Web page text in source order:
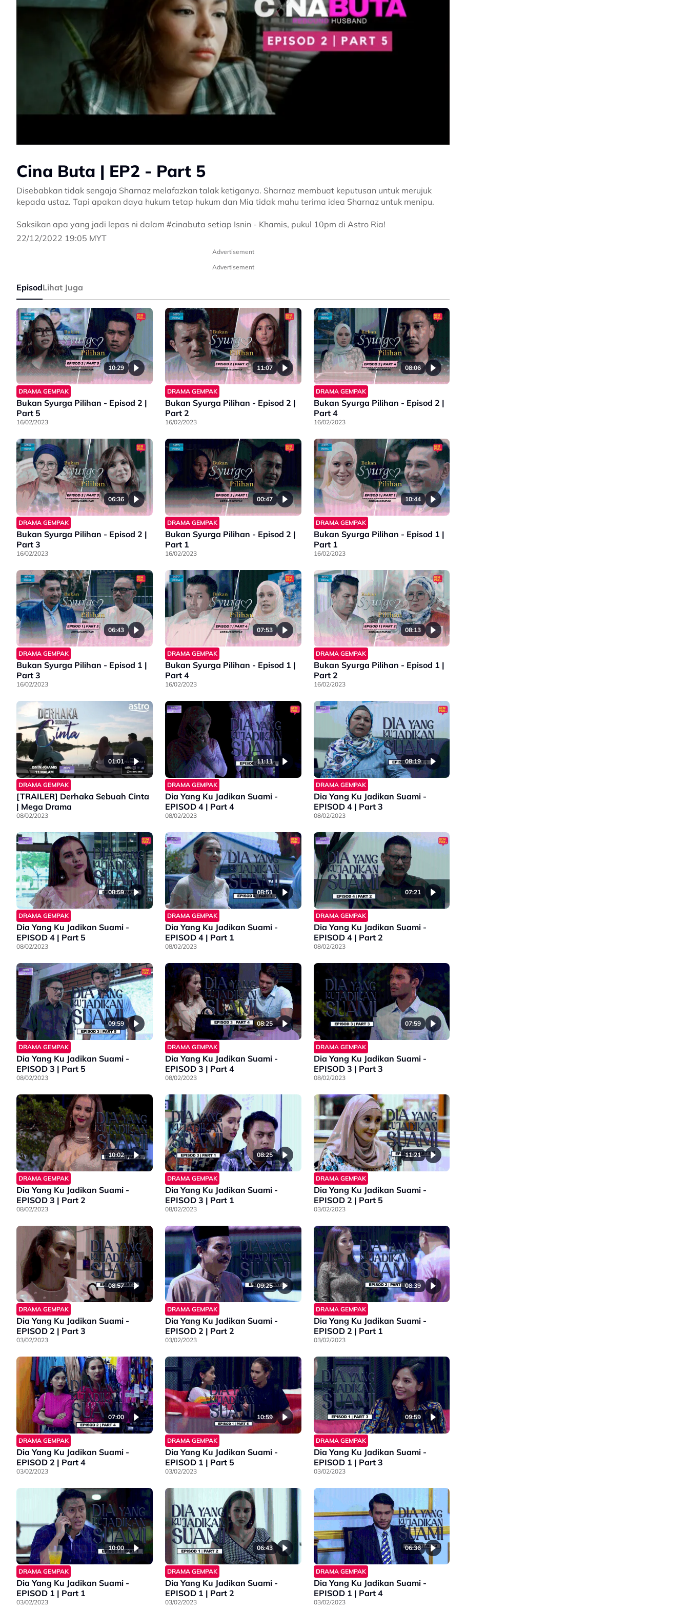
Cina Buta | EP2 - Part 5
Disebabkan tidak sengaja Sharnaz melafazkan talak ketiganya. Sharnaz membuat keputusan untuk merujuk
kepada ustaz. Tapi apakan daya hukum tetap hukum dan Mia tidak mahu terima idea Sharnaz untuk menipu.
Saksikan apa yang jadi lepas ni dalam #cinabuta setiap Isnin - Khamis, pukul 10pm di Astro Ria!
22/12/2022 19:05 MYT
Advertisement
Advertisement
EpisodLihat Juga
10:29
DRAMA GEMPAK
Bukan Syurga Pilihan - Episod 2 |
Part 5
16/02/2023
11:07
DRAMA GEMPAK
Bukan Syurga Pilihan - Episod 2 |
Part 2
16/02/2023
08:06
DRAMA GEMPAK
Bukan Syurga Pilihan - Episod 2 |
Part 4
16/02/2023
06:36
DRAMA GEMPAK
Bukan Syurga Pilihan - Episod 2 |
Part 3
16/02/2023
00:47
DRAMA GEMPAK
Bukan Syurga Pilihan - Episod 2 |
Part 1
16/02/2023
10:44
DRAMA GEMPAK
Bukan Syurga Pilihan - Episod 1 |
Part 1
16/02/2023
06:43
DRAMA GEMPAK
Bukan Syurga Pilihan - Episod 1 |
Part 3
16/02/2023
07:53
DRAMA GEMPAK
Bukan Syurga Pilihan - Episod 1 |
Part 4
16/02/2023
08:13
DRAMA GEMPAK
Bukan Syurga Pilihan - Episod 1 |
Part 2
16/02/2023
01:01
DRAMA GEMPAK
[TRAILER] Derhaka Sebuah Cinta
| Mega Drama
08/02/2023
11:11
DRAMA GEMPAK
Dia Yang Ku Jadikan Suami -
EPISOD 4 | Part 4
08/02/2023
08:19
DRAMA GEMPAK
Dia Yang Ku Jadikan Suami -
EPISOD 4 | Part 3
08/02/2023
08:59
DRAMA GEMPAK
Dia Yang Ku Jadikan Suami -
EPISOD 4 | Part 5
08/02/2023
08:51
DRAMA GEMPAK
Dia Yang Ku Jadikan Suami -
EPISOD 4 | Part 1
08/02/2023
07:21
DRAMA GEMPAK
Dia Yang Ku Jadikan Suami -
EPISOD 4 | Part 2
08/02/2023
09:59
DRAMA GEMPAK
Dia Yang Ku Jadikan Suami -
EPISOD 3 | Part 5
08/02/2023
08:25
DRAMA GEMPAK
Dia Yang Ku Jadikan Suami -
EPISOD 3 | Part 4
08/02/2023
07:59
DRAMA GEMPAK
Dia Yang Ku Jadikan Suami -
EPISOD 3 | Part 3
08/02/2023
10:02
DRAMA GEMPAK
Dia Yang Ku Jadikan Suami -
EPISOD 3 | Part 2
08/02/2023
08:25
DRAMA GEMPAK
Dia Yang Ku Jadikan Suami -
EPISOD 3 | Part 1
08/02/2023
11:21
DRAMA GEMPAK
Dia Yang Ku Jadikan Suami -
EPISOD 2 | Part 5
03/02/2023
08:57
DRAMA GEMPAK
Dia Yang Ku Jadikan Suami -
EPISOD 2 | Part 3
03/02/2023
09:25
DRAMA GEMPAK
Dia Yang Ku Jadikan Suami -
EPISOD 2 | Part 2
03/02/2023
08:39
DRAMA GEMPAK
Dia Yang Ku Jadikan Suami -
EPISOD 2 | Part 1
03/02/2023
07:00
DRAMA GEMPAK
Dia Yang Ku Jadikan Suami -
EPISOD 2 | Part 4
03/02/2023
10:59
DRAMA GEMPAK
Dia Yang Ku Jadikan Suami -
EPISOD 1 | Part 5
03/02/2023
09:59
DRAMA GEMPAK
Dia Yang Ku Jadikan Suami -
EPISOD 1 | Part 3
03/02/2023
10:00
DRAMA GEMPAK
Dia Yang Ku Jadikan Suami -
EPISOD 1 | Part 1
03/02/2023
06:43
DRAMA GEMPAK
Dia Yang Ku Jadikan Suami -
EPISOD 1 | Part 2
03/02/2023
06:36
DRAMA GEMPAK
Dia Yang Ku Jadikan Suami -
EPISOD 1 | Part 4
03/02/2023